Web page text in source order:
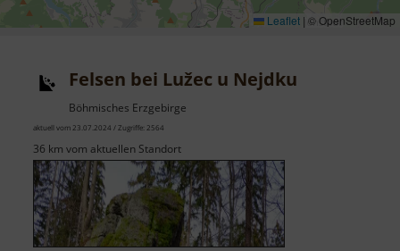
Leaflet | © OpenStreetMap
Felsen bei Lužec u Nejdku
Böhmisches Erzgebirge
aktuell vom 23.07.2024 / Zugriffe: 2564
36 km vom aktuellen Standort